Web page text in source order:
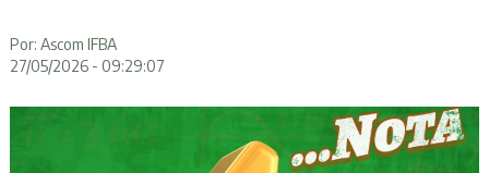
Por: Ascom IFBA
27/05/2026 - 09:29:07